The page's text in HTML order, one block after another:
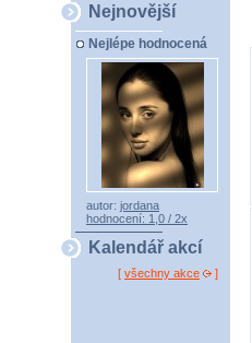
Nejnovější
Nejlépe hodnocená
autor: jordana
hodnocení: 1,0 / 2x
Kalendář akcí
[ všechny akce ]